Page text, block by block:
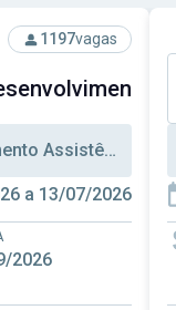
de1197vagas
Especialista Desenvolvimento Assistência Social, Técnico Desenvolvimento Assistência Social, Técnico Administrativo
a 13/07/2026
2026